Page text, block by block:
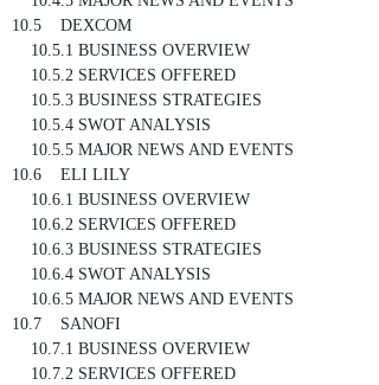
10.5 DEXCOM
10.5.1 BUSINESS OVERVIEW
10.5.2 SERVICES OFFERED
10.5.3 BUSINESS STRATEGIES
10.5.4 SWOT ANALYSIS
10.5.5 MAJOR NEWS AND EVENTS
10.6 ELI LILY
10.6.1 BUSINESS OVERVIEW
10.6.2 SERVICES OFFERED
10.6.3 BUSINESS STRATEGIES
10.6.4 SWOT ANALYSIS
10.6.5 MAJOR NEWS AND EVENTS
10.7 SANOFI
10.7.1 BUSINESS OVERVIEW
10.7.2 SERVICES OFFERED